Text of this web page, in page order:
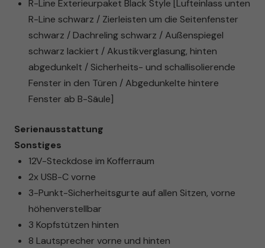
R-Line Exterieurpaket Black Style [Lufteinlass unten
R-Line schwarz / Zierleisten um die Seitenfenster
schwarz / Dachreling schwarz / Außenspiegel
schwarz lackiert / Akustikverglasung, hinten
abgedunkelt / Sicherheits- und schallisolierende
Fenster in den Türen / Abgedunkelte hintere
Fenster ab B-Säule]
Serienausstattung
Sonstiges
12V-Steckdose im Kofferraum
2x USB-C vorne
3-Punkt-Sicherheitsgurte auf allen Sitzen, vorne
höhenverstellbar
3 Kopfstützen hinten
8 Lautsprecher vorne und hinten